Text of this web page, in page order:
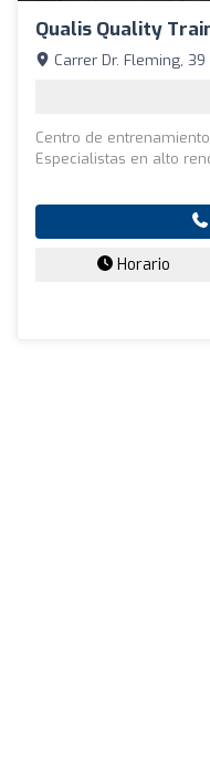
Qualis Quality
Carrer Dr. Fleming,
Centro de
Especialistas en alto
Horario